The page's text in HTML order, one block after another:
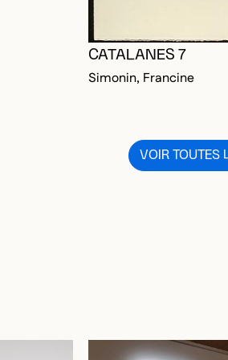
AJOUTER AUX FAVORIS
CATALANES 7
Simonin, Francine
VOIR TOUTES